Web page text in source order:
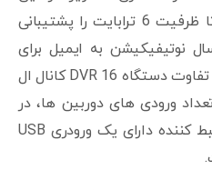
دستگاه H.264 است و هارد تا ظرفیت 6 ترابایت را پشتیبانی
نوتیفیکیشن به ایمیل برای
این دستگاه امکان پذیر است. تفاوت دستگاه DVR 16 کانال ال
ورودی های دوربین ها، در
نوع ورودی USB است. این ضبط کننده دارای یک ورودری USB